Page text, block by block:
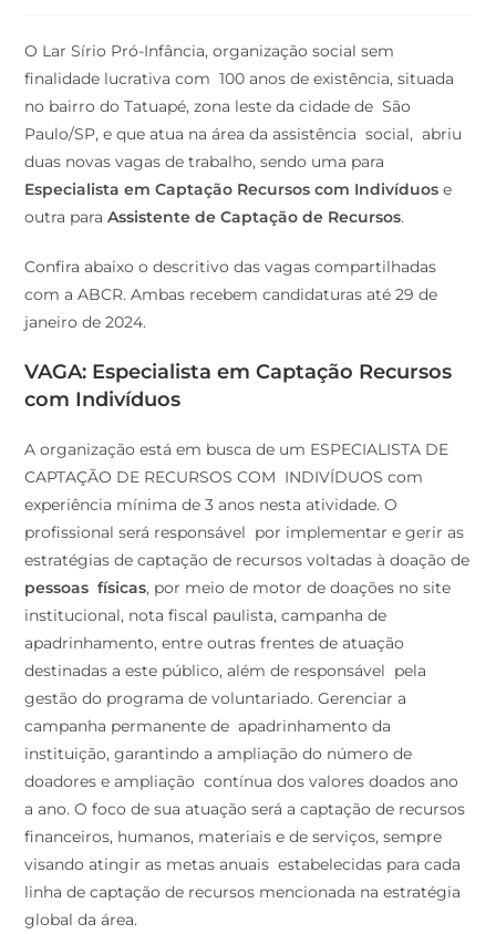
O Lar Sírio Pró-Infância, organização social sem
finalidade lucrativa com 100 anos de existência, situada
no bairro do Tatuapé, zona leste da cidade de São
Paulo/SP, e que atua na área da assistência social, abriu
duas novas vagas de trabalho, sendo uma para
Especialista em Captação Recursos com Indivíduos e
outra paraAssistente de Captação de Recursos.
Confira abaixo o descritivo das vagas compartilhadas
com a ABCR. Ambas recebem candidaturas até 29 de
janeiro de 2024.
VAGA: Especialista em Captação Recursos
com Indivíduos
A organização está em busca de um ESPECIALISTA DE
CAPTAÇÃO DE RECURSOS COM INDIVÍDUOS com
experiência mínima de 3 anos nesta atividade. O
profissional será responsável por implementar e gerir as
estratégias de captação de recursos voltadas à doação de
pessoas físicas, por meio de motor de doações no site
institucional, nota fiscal paulista, campanha de
apadrinhamento, entre outras frentes de atuação
destinadas a este público, além de responsável pela
gestão do programa de voluntariado. Gerenciar a
campanha permanente de apadrinhamento da
instituição, garantindo a ampliação do número de
doadores e ampliação contínua dos valores doados ano
a ano. O foco de sua atuação será a captação de recursos
financeiros, humanos, materiais e de serviços, sempre
visando atingir as metas anuais estabelecidas para cada
linha de captação de recursos mencionada na estratégia
global da área.